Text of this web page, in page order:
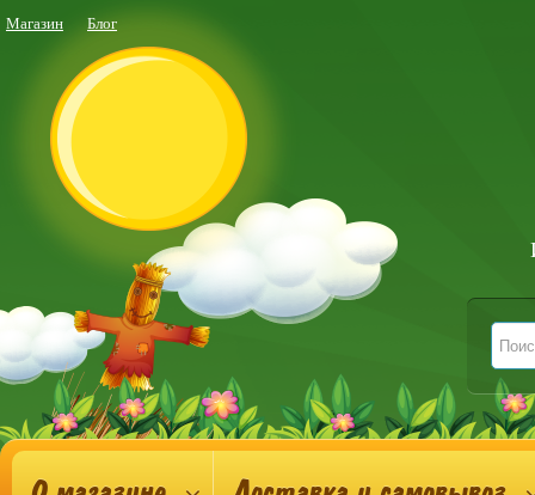
Магазин Блог